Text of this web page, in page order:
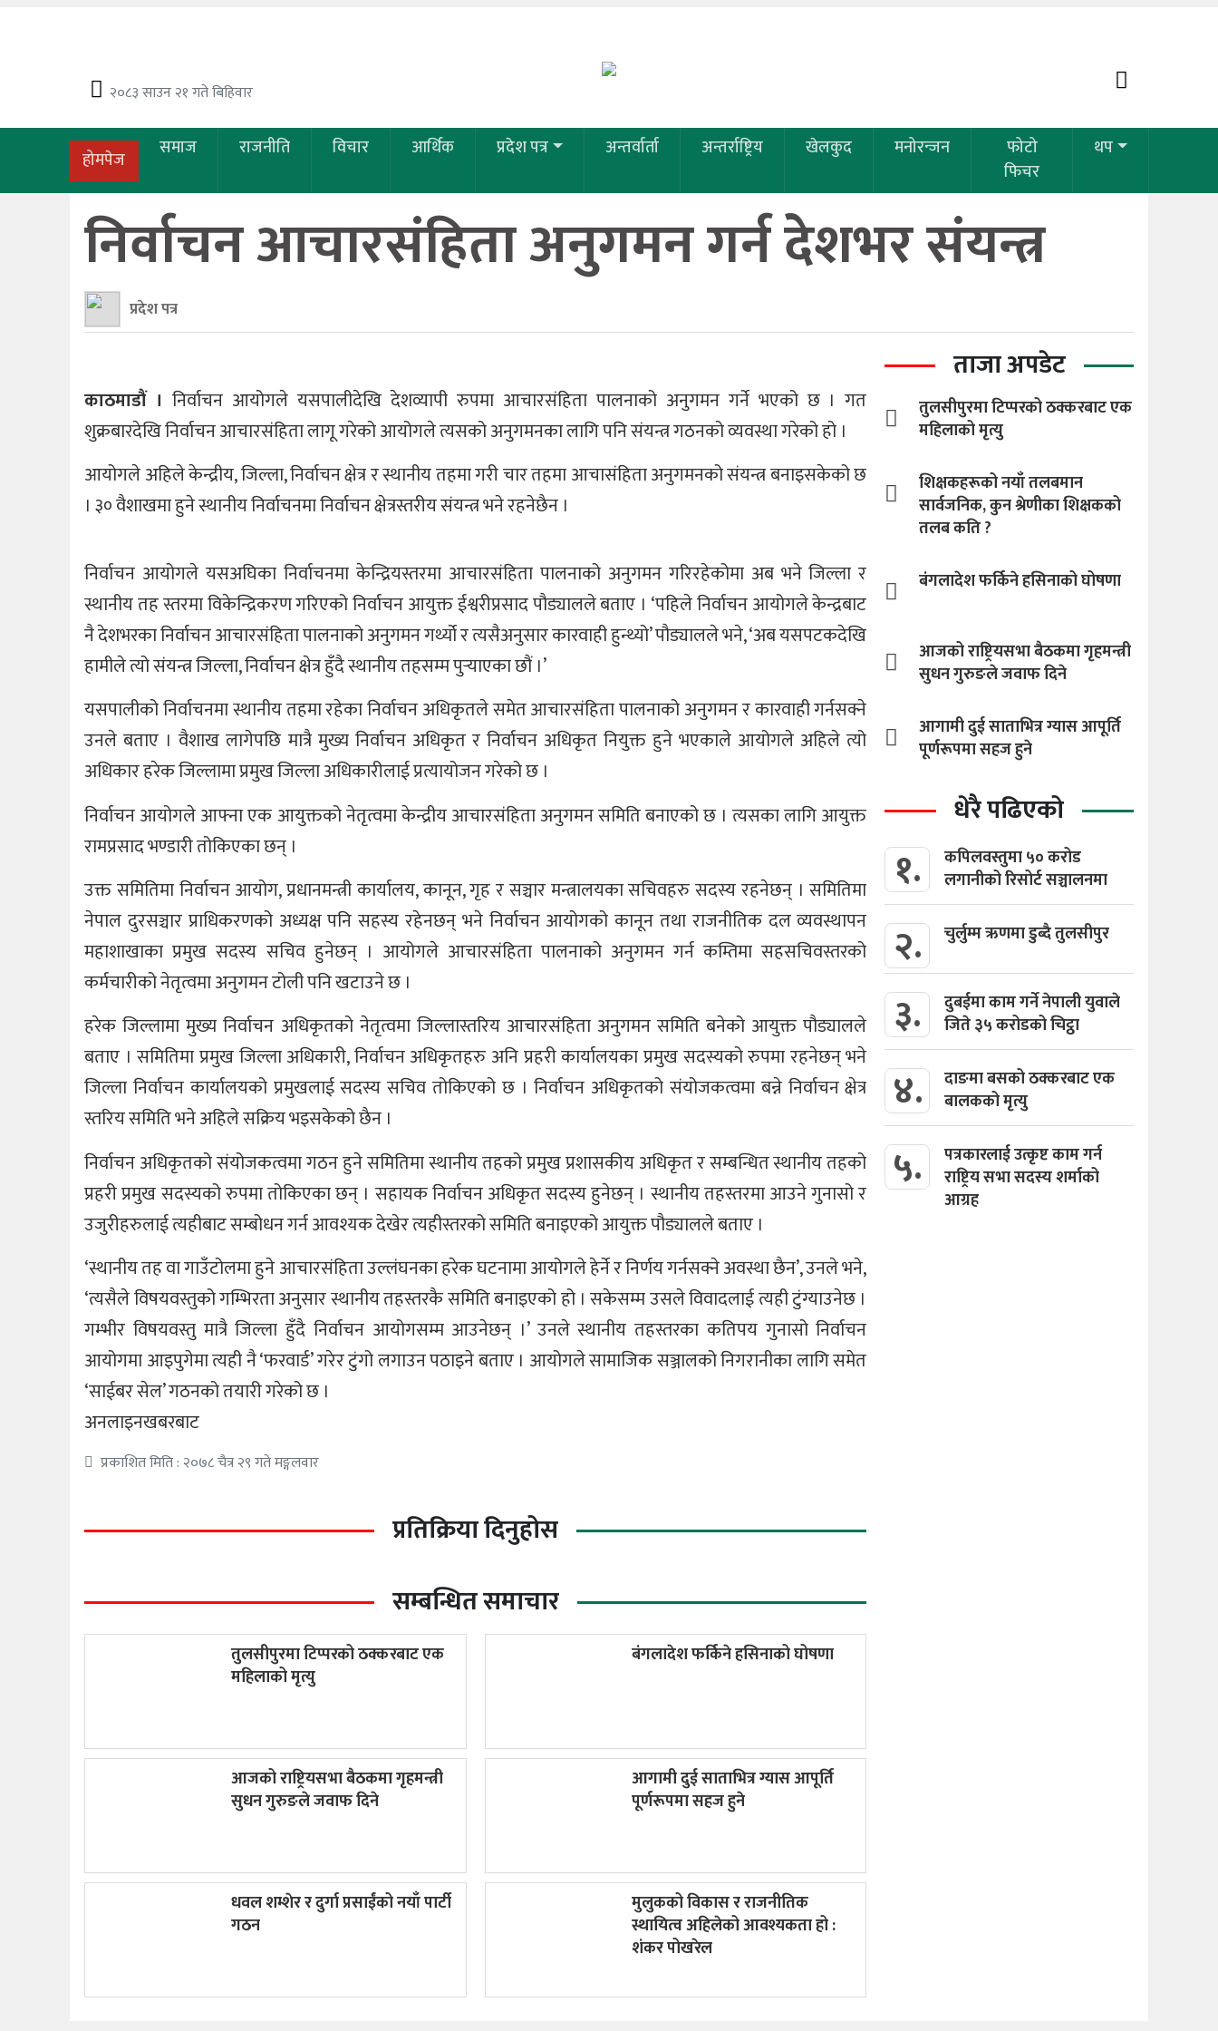
२०८३ साउन २१ गते बिहिवार
होमपेज समाज राजनीति विचार आर्थिक प्रदेश पत्र अन्तर्वार्ता अन्तर्राष्ट्रिय खेलकुद मनोरन्जन
फोटो
फिचर
थप
निर्वाचन आचारसंहिता अनुगमन गर्न देशभर संयन्त्र
प्रदेश पत्र
काठमाडौं । निर्वाचन आयोगले यसपालीदेखि देशव्यापी रुपमा आचारसंहिता पालनाको अनुगमन गर्ने भएको छ । गत
शुक्रबारदेखि निर्वाचन आचारसंहिता लागू गरेको आयोगले त्यसको अनुगमनका लागि पनि संयन्त्र गठनको व्यवस्था गरेको हो ।
आयोगले अहिले केन्द्रीय, जिल्ला, निर्वाचन क्षेत्र र स्थानीय तहमा गरी चार तहमा आचासंहिता अनुगमनको संयन्त्र बनाइसकेको छ
। ३० वैशाखमा हुने स्थानीय निर्वाचनमा निर्वाचन क्षेत्रस्तरीय संयन्त्र भने रहनेछैन ।
निर्वाचन आयोगले यसअघिका निर्वाचनमा केन्द्रियस्तरमा आचारसंहिता पालनाको अनुगमन गरिरहेकोमा अब भने जिल्ला र
स्थानीय तह स्तरमा विकेन्द्रिकरण गरिएको निर्वाचन आयुक्त ईश्वरीप्रसाद पौड्यालले बताए । ‘पहिले निर्वाचन आयोगले केन्द्रबाट
नै देशभरका निर्वाचन आचारसंहिता पालनाको अनुगमन गर्थ्यो र त्यसैअनुसार कारवाही हुन्थ्यो’ पौड्यालले भने, ‘अब यसपटकदेखि
हामीले त्यो संयन्त्र जिल्ला, निर्वाचन क्षेत्र हुँदै स्थानीय तहसम्म पुर्‍याएका छौं ।’
यसपालीको निर्वाचनमा स्थानीय तहमा रहेका निर्वाचन अधिकृतले समेत आचारसंहिता पालनाको अनुगमन र कारवाही गर्नसक्ने
उनले बताए । वैशाख लागेपछि मात्रै मुख्य निर्वाचन अधिकृत र निर्वाचन अधिकृत नियुक्त हुने भएकाले आयोगले अहिले त्यो
अधिकार हरेक जिल्लामा प्रमुख जिल्ला अधिकारीलाई प्रत्यायोजन गरेको छ ।
निर्वाचन आयोगले आफ्ना एक आयुक्तको नेतृत्वमा केन्द्रीय आचारसंहिता अनुगमन समिति बनाएको छ । त्यसका लागि आयुक्त
रामप्रसाद भण्डारी तोकिएका छन् ।
उक्त समितिमा निर्वाचन आयोग, प्रधानमन्त्री कार्यालय, कानून, गृह र सञ्चार मन्त्रालयका सचिवहरु सदस्य रहनेछन् । समितिमा
नेपाल दुरसञ्चार प्राधिकरणको अध्यक्ष पनि सहस्य रहेनछन् भने निर्वाचन आयोगको कानून तथा राजनीतिक दल व्यवस्थापन
महाशाखाका प्रमुख सदस्य सचिव हुनेछन् । आयोगले आचारसंहिता पालनाको अनुगमन गर्न कम्तिमा सहसचिवस्तरको
कर्मचारीको नेतृत्वमा अनुगमन टोली पनि खटाउने छ ।
हरेक जिल्लामा मुख्य निर्वाचन अधिकृतको नेतृत्वमा जिल्लास्तरिय आचारसंहिता अनुगमन समिति बनेको आयुक्त पौड्यालले
बताए । समितिमा प्रमुख जिल्ला अधिकारी, निर्वाचन अधिकृतहरु अनि प्रहरी कार्यालयका प्रमुख सदस्यको रुपमा रहनेछन् भने
जिल्ला निर्वाचन कार्यालयको प्रमुखलाई सदस्य सचिव तोकिएको छ । निर्वाचन अधिकृतको संयोजकत्वमा बन्ने निर्वाचन क्षेत्र
स्तरिय समिति भने अहिले सक्रिय भइसकेको छैन ।
निर्वाचन अधिकृतको संयोजकत्वमा गठन हुने समितिमा स्थानीय तहको प्रमुख प्रशासकीय अधिकृत र सम्बन्धित स्थानीय तहको
प्रहरी प्रमुख सदस्यको रुपमा तोकिएका छन् । सहायक निर्वाचन अधिकृत सदस्य हुनेछन् । स्थानीय तहस्तरमा आउने गुनासो र
उजुरीहरुलाई त्यहीबाट सम्बोधन गर्न आवश्यक देखेर त्यहीस्तरको समिति बनाइएको आयुक्त पौड्यालले बताए ।
‘स्थानीय तह वा गाउँटोलमा हुने आचारसंहिता उल्लंघनका हरेक घटनामा आयोगले हेर्ने र निर्णय गर्नसक्ने अवस्था छैन’, उनले भने,
‘त्यसैले विषयवस्तुको गम्भिरता अनुसार स्थानीय तहस्तरकै समिति बनाइएको हो । सकेसम्म उसले विवादलाई त्यही टुंग्याउनेछ ।
गम्भीर विषयवस्तु मात्रै जिल्ला हुँदै निर्वाचन आयोगसम्म आउनेछन् ।’ उनले स्थानीय तहस्तरका कतिपय गुनासो निर्वाचन
आयोगमा आइपुगेमा त्यही नै ‘फरवार्ड’ गरेर टुंगो लगाउन पठाइने बताए । आयोगले सामाजिक सञ्जालको निगरानीका लागि समेत
‘साईबर सेल’ गठनको तयारी गरेको छ ।
अनलाइनखबरबाट
प्रकाशित मिति : २०७८ चैत्र २९ गते मङ्गलवार
प्रतिक्रिया दिनुहोस
सम्बन्धित समाचार
तुलसीपुरमा टिप्परको ठक्करबाट एक
महिलाको मृत्यु
बंगलादेश फर्किने हसिनाको घोषणा
आजको राष्ट्रियसभा बैठकमा गृहमन्त्री
सुधन गुरुङले जवाफ दिने
आगामी दुई साताभित्र ग्यास आपूर्ति
पूर्णरूपमा सहज हुने
धवल शम्शेर र दुर्गा प्रसाईंको नयाँ पार्टी
गठन
मुलुकको विकास र राजनीतिक
स्थायित्व अहिलेको आवश्यकता हो :
शंकर पोखरेल
ताजा अपडेट
तुलसीपुरमा टिप्परको ठक्करबाट एक
महिलाको मृत्यु
शिक्षकहरूको नयाँ तलबमान
सार्वजनिक, कुन श्रेणीका शिक्षकको
तलब कति ?
बंगलादेश फर्किने हसिनाको घोषणा
आजको राष्ट्रियसभा बैठकमा गृहमन्त्री
सुधन गुरुङले जवाफ दिने
आगामी दुई साताभित्र ग्यास आपूर्ति
पूर्णरूपमा सहज हुने
धेरै पढिएको
१.
कपिलवस्तुमा ५० करोड
लगानीको रिसोर्ट सञ्चालनमा
२. चुर्लुम्म ऋणमा डुब्दै तुलसीपुर
३.
दुबईमा काम गर्ने नेपाली युवाले
जिते ३५ करोडको चिट्ठा
४.
दाङमा बसको ठक्करबाट एक
बालकको मृत्यु
५.
पत्रकारलाई उत्कृष्ट काम गर्न
राष्ट्रिय सभा सदस्य शर्माको
आग्रह